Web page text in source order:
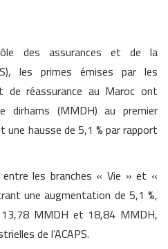
des assurances et de la
les primes émises par les
de réassurance au Maroc ont
dirhams (MMDH) au premier
hausse de 5,1 % par rapport
les branches « Vie » et «
une augmentation de 5,1 %,
MMDH et 18,84 MMDH,
de l’ACAPS.